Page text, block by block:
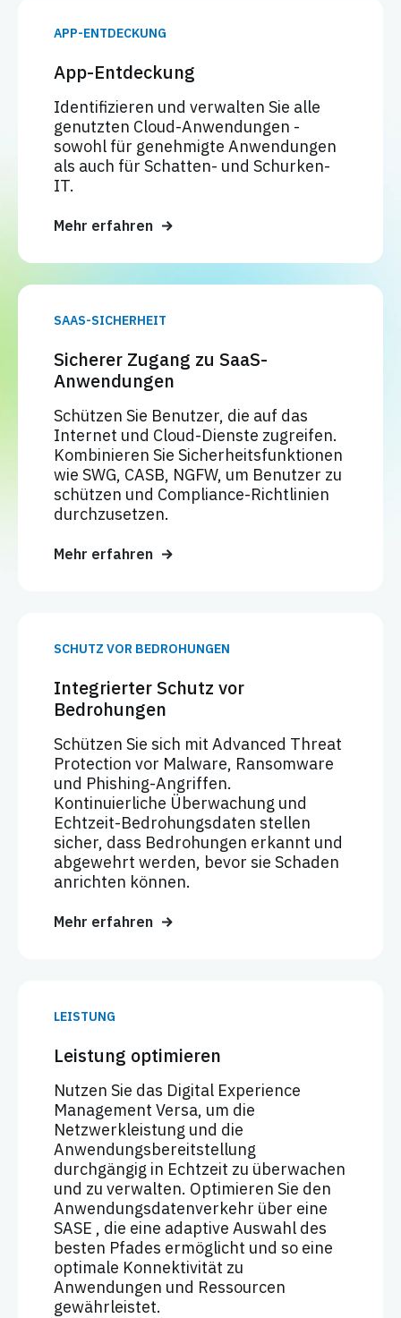
APP-ENTDECKUNG
App-Entdeckung
Identifizieren und verwalten Sie alle
genutzten Cloud-Anwendungen -
sowohl für genehmigte Anwendungen
als auch für Schatten- und Schurken-
IT.
Mehr erfahren
SAAS-SICHERHEIT
Sicherer Zugang zu SaaS-
Anwendungen
Schützen Sie Benutzer, die auf das
Internet und Cloud-Dienste zugreifen.
Kombinieren Sie Sicherheitsfunktionen
wie SWG, CASB, NGFW, um Benutzer zu
schützen und Compliance-Richtlinien
durchzusetzen.
Mehr erfahren
SCHUTZ VOR BEDROHUNGEN
Integrierter Schutz vor
Bedrohungen
Schützen Sie sich mit Advanced Threat
Protection vor Malware, Ransomware
und Phishing-Angriffen.
Kontinuierliche Überwachung und
Echtzeit-Bedrohungsdaten stellen
sicher, dass Bedrohungen erkannt und
abgewehrt werden, bevor sie Schaden
anrichten können.
Mehr erfahren
LEISTUNG
Leistung optimieren
Nutzen Sie das Digital Experience
Management Versa, um die
Netzwerkleistung und die
Anwendungsbereitstellung
durchgängig in Echtzeit zu überwachen
und zu verwalten. Optimieren Sie den
Anwendungsdatenverkehr über eine
SASE , die eine adaptive Auswahl des
besten Pfades ermöglicht und so eine
optimale Konnektivität zu
Anwendungen und Ressourcen
gewährleistet.